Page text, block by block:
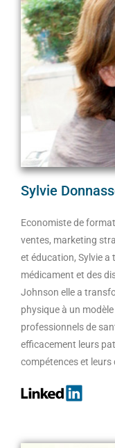
Sylvie
Economiste de
ventes, marketing
et éducation, Sylvie a
médicament et des
Johnson elle a
physique à un
professionnels de
efficacement leurs
compétences et leurs